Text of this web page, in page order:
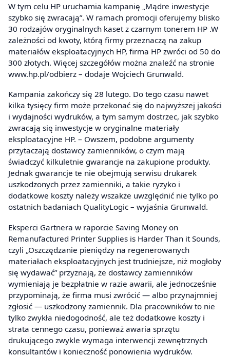
W tym celu HP uruchamia kampanię „Mądre inwestycje
szybko się zwracają”. W ramach promocji oferujemy blisko
30 rodzajów oryginalnych kaset z czarnym tonerem HP .W
zależności od kwoty, którą firmy przeznaczą na zakup
materiałów eksploatacyjnych HP, firma HP zwróci od 50 do
300 złotych. Więcej szczegółów można znaleźć na stronie
www.hp.pl/odbierz – dodaje Wojciech Grunwald.
Kampania zakończy się 28 lutego. Do tego czasu nawet
kilka tysięcy firm może przekonać się do najwyższej jakości
i wydajności wydruków, a tym samym dostrzec, jak szybko
zwracają się inwestycje w oryginalne materiały
eksploatacyjne HP. – Owszem, podobne argumenty
przytaczają dostawcy zamienników, o czym mają
świadczyć kilkuletnie gwarancje na zakupione produkty.
Jednak gwarancje te nie obejmują serwisu drukarek
uszkodzonych przez zamienniki, a takie ryzyko i
dodatkowe koszty należy wszakże uwzględnić nie tylko po
ostatnich badaniach QualityLogic – wyjaśnia Grunwald.
Eksperci Gartnera w raporcie Saving Money on
Remanufactured Printer Supplies is Harder Than it Sounds,
czyli „Oszczędzanie pieniędzy na regenerowanych
materiałach eksploatacyjnych jest trudniejsze, niż mogłoby
się wydawać” przyznają, że dostawcy zamienników
wymieniają je bezpłatnie w razie awarii, ale jednocześnie
przypominają, że firma musi zwrócić — albo przynajmniej
zgłosić — uszkodzony zamiennik. Dla pracowników to nie
tylko zwykła niedogodność, ale też dodatkowe koszty i
strata cennego czasu, ponieważ awaria sprzętu
drukującego zwykle wymaga interwencji zewnętrznych
konsultantów i konieczność ponowienia wydruków.